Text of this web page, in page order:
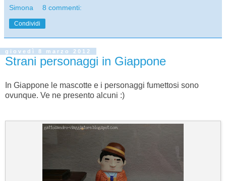
Simona 8 commenti:
Condividi
giovedì 8 marzo 2012
Strani personaggi in Giappone
In Giappone le mascotte e i personaggi fumettosi sono
ovunque. Ve ne presento alcuni :)